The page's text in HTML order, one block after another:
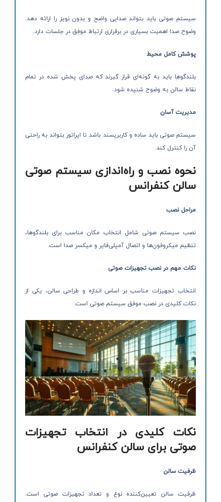
سیستم صوتی باید بتواند صدایی واضح و بدون نویز را ارائه دهد.
وضوح صدا اهمیت بسیاری در برقراری ارتباط موفق در جلسات دارد.
پوشش کامل محیط
بلندگوها باید به گونه‌ای قرار گیرند که صدای پخش شده در تمام
نقاط سالن به وضوح شنیده شود.
مدیریت آسان
سیستم صوتی باید ساده و کاربرپسند باشد تا اپراتور بتواند به راحتی
آن را کنترل کند.
نحوه نصب و راه‌اندازی سیستم صوتی
سالن کنفرانس
مراحل نصب
نصب سیستم صوتی شامل انتخاب مکان مناسب برای بلندگوها،
تنظیم میکروفون‌ها و اتصال آمپلی‌فایر و میکسر صدا است.
نکات مهم در نصب تجهیزات صوتی
انتخاب تجهیزات مناسب بر اساس اندازه و طراحی سالن، یکی از
نکات کلیدی در نصب موفق سیستم صوتی است.
نکات کلیدی در انتخاب تجهیزات
صوتی برای سالن کنفرانس
ظرفیت سالن
ظرفیت سالن تعیین‌کننده نوع و تعداد تجهیزات صوتی است.